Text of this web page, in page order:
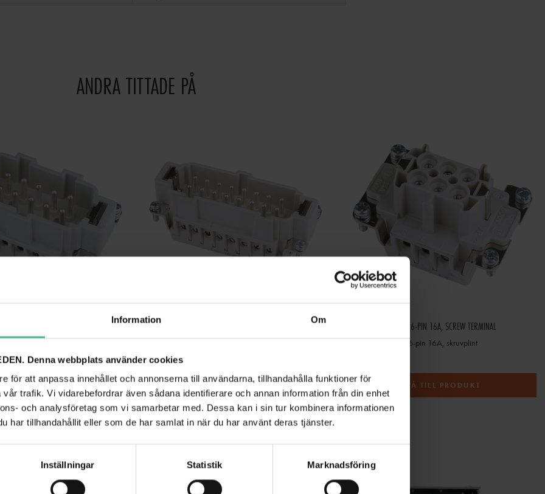
Information Om
Denna webbplats använder cookies
för att anpassa innehållet och annonserna till användarna, tillhandahålla funktioner för
trafik. Vi vidarebefordrar även sådana identifierare och annan information från din enhet
och analysföretag som vi samarbetar med. Dessa kan i sin tur kombinera informationen
har tillhandahållit eller som de har samlat in när du har använt deras tjänster.
Inställningar Statistik Marknadsföring
ANDRA TITTADE PÅ
16A, SCREW TERMINAL
TILL PRODUKT
ILME PLUG INSERT FOR 16-PIN 16A,SCREW TERMINA
266 kr
GÅ TILL PRODUKT
ILME SOCKET INSERT 6-PIN 16A, SCREW TERMINAL
Ilme Socket insats 6-pin 16A, skruvplint
GÅ TILL PRODUKT
ANDRA KUNDER KÖPTE OCKSÅ